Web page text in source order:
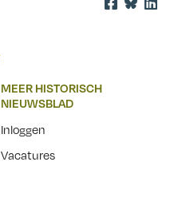
MEER HISTORISCH
NIEUWSBLAD
Inloggen
Vacatures